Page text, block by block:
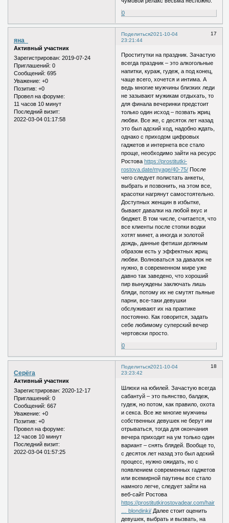
0
Поделиться 17
2021-10-04
23:21:44
яна_
Активный участник
Зарегистрирован: 2019-07-24
Приглашений: 0
Сообщений: 695
Уважение: +0
Позитив: +0
Провел на форуме:
11 часов 10 минут
Последний визит:
2022-03-04 01:17:58
Проститутки на праздник. Зачастую
всегда праздник – это алкогольные
напитки, кураж, гудеж, а под конец,
чаще всего, хочется и интима. А
ведь многие мужчины близких леди
не зазывают мужикам отдыхать, то
для финала вечеринки предстоит
только один исход – позвать жриц
любви. Все же, с десяток лет назад
это был адский ход, надобно ждать,
однако с приходом цифровых
гаджетов и интернета все стало
проще, необходимо зайти на ресурс
Ростова https://prostitutki-
rostova.date/myage/40-75/ После
чего следует полистать анкеты,
выбрать и позвонить, на этом все,
красотки нагрянут самостоятельно.
Доступных женщин в избытке,
бывают давалки на любой вкус и
бюджет. В том числе, считается, что
все клиенты после стопки водки
хотят минет, а иногда и золотой
дождь, данные фетиши должным
образом есть у эффектных жриц
любви. Волноваться за давалок не
нужно, в современном мире уже
давно так заведено, что хороший
пир вынуждены заключать лишь
бляди, потому их не смутят пьяные
парни, все-таки девушки
обслуживают их на практике
постоянно. Как говорится, задать
себе любимому суперский вечер
чертовски просто.
0
Поделиться 18
2021-10-04
23:23:42
Серёга
Активный участник
Зарегистрирован: 2020-12-17
Приглашений: 0
Сообщений: 667
Уважение: +0
Позитив: +0
Провел на форуме:
12 часов 10 минут
Последний визит:
2022-03-04 01:57:25
Шлюхи на юбилей. Зачастую всегда
сабантуй – это пьянство, балдеж,
гудеж, но потом, как правило, охота
и секса. Все же многие мужчины
собственных девушек не берут им
отрываться, тогда для окончания
вечера приходит на ум только один
вариант – снять блядей. Вообще то,
с десяток лет назад это был адский
процесс, нужно ожидать, но с
появлением современных гаджетов
или всемирной паутины все стало
намного легче, следует зайти на
веб-сайт Ростова
https://prostitutkirostovadear.com/hair
… blondinki/ Далее стоит оценить
девушек, выбрать и вызвать, на